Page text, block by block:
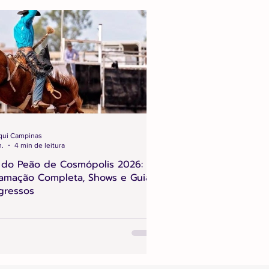
Peão de Cosmópolis 2026:
Completa, Shows e Guia
Campinas
4 min de leitura